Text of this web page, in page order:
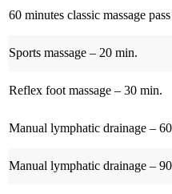
60 minutes classic massage
Sports massage – 20 min.
Reflex foot massage – 30 min.
Manual lymphatic drainage –
Manual lymphatic drainage –